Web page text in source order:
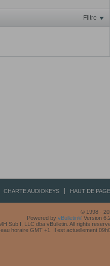
Filtre
CHARTE AUDIOKEYS HAUT DE PAGE
© 1998 -
Powered by vBulletin® Version
Sub I, LLC dba vBulletin. All rights
horaire GMT +1. Il est actuellement